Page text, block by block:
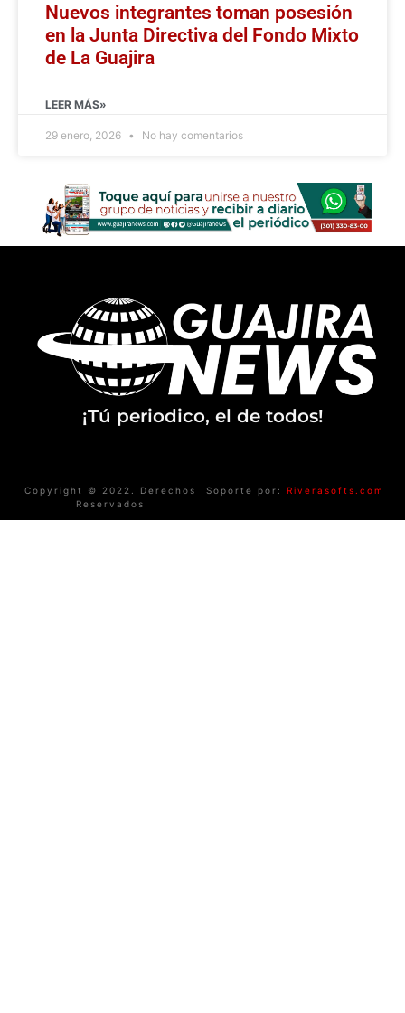
Nuevos integrantes toman posesión
en la Junta Directiva del Fondo Mixto
de La Guajira
LEER MÁS»
29 enero, 2026 No hay comentarios
¡Tú periodico, el de todos!
Copyright © 2022. Derechos
Reservados
Soporte por: Riverasofts.com